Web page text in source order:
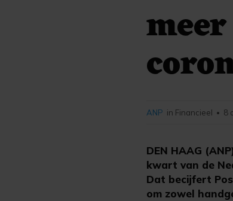
DEN HAAG
kwart van de
Dat becijfert
om zowel
ANP in Financieel • 8